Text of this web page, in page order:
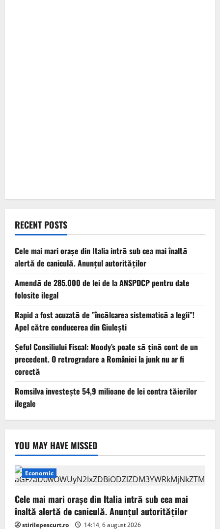
RECENT POSTS
Cele mai mari orașe din Italia intră sub cea mai înaltă
alertă de caniculă. Anunțul autorităților
Amendă de 285.000 de lei de la ANSPDCP pentru date
folosite ilegal
Rapid a fost acuzată de ”încălcarea sistematică a legii”!
Apel către conducerea din Giulești
Șeful Consiliului Fiscal: Moody’s poate să țină cont de un
precedent. O retrogradare a României la junk nu ar fi
corectă
Romsilva investește 54,9 milioane de lei contra tăierilor
ilegale
YOU MAY HAVE MISSED
Economic
Cele mai mari orașe din Italia intră sub cea mai
înaltă alertă de caniculă. Anunțul autorităților
stirilepescurt.ro 14:14, 6 august 2026